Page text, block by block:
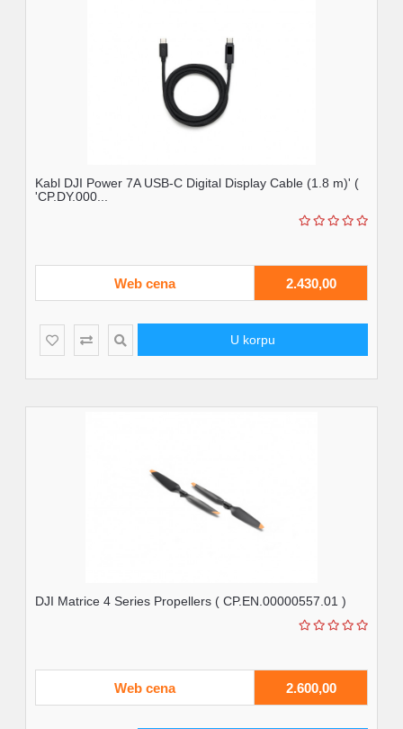
Kabl DJI Power 7A USB-C Digital Display Cable (1.8 m)' (
'CP.DY.000...
Web cena 2.430,00
U korpu
DJI Matrice 4 Series Propellers ( CP.EN.00000557.01 )
Web cena 2.600,00